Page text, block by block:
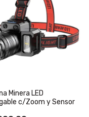
Minera LED
c/Zoom y Sensor